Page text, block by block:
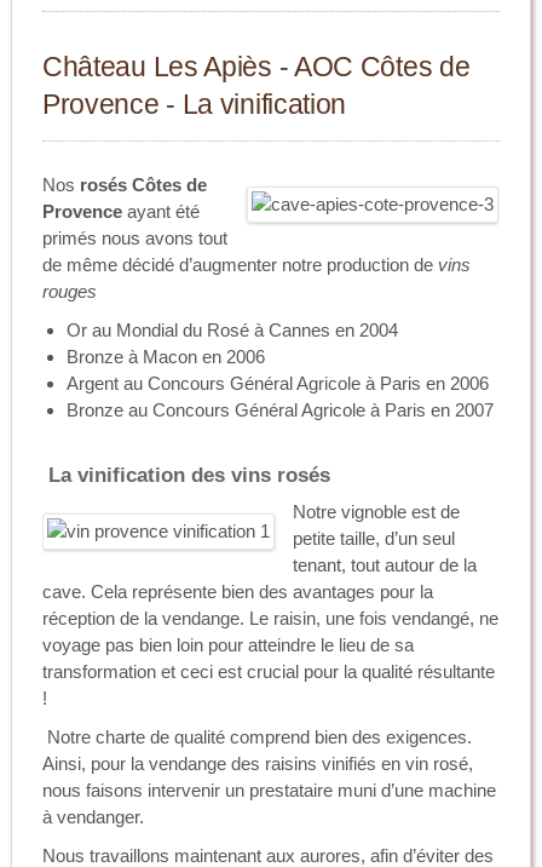
Château Les Apiès - AOC Côtes de
Provence - La vinification
Nos rosés Côtes de
Provenceayant été
primés nous avons tout
de même décidé d’augmenter notre production devins
rouges
Or au Mondial du Rosé à Cannes en 2004
Bronze à Macon en 2006
Argent au Concours Général Agricole à Paris en 2006
Bronze au Concours Général Agricole à Paris en 2007
La vinification des vins rosés
Notre vignoble est de
petite taille, d’un seul
tenant, tout autour de la
cave. Cela représente bien des avantages pour la
réception de la vendange. Le raisin, une fois vendangé, ne
voyage pas bien loin pour atteindre le lieu de sa
transformation et ceci est crucial pour la qualité résultante
!
Notre charte de qualité comprend bien des exigences.
Ainsi, pour la vendange des raisins vinifiés en vin rosé,
nous faisons intervenir un prestataire muni d’une machine
à vendanger.
Nous travaillons maintenant aux aurores, afin d’éviter des